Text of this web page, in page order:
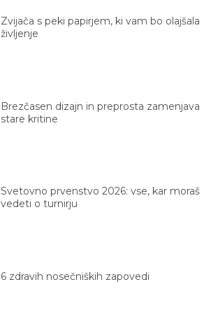
Zvijača s peki papirjem, ki vam bo olajšala
življenje
Brezčasen dizajn in preprosta zamenjava
stare kritine
Svetovno prvenstvo 2026: vse, kar moraš
vedeti o turnirju
6 zdravih nosečniških zapovedi